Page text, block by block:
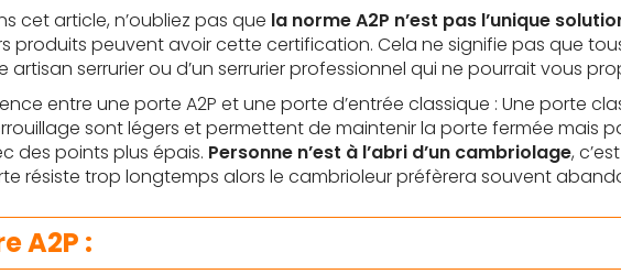
cet article, n’oubliez pas que la norme A2P n’est pas l’unique
produits peuvent avoir cette certification. Cela ne signifie pas que
serrurier ou d’un serrurier professionnel qui ne pourrait vous
entre une porte A2P et une porte d’entrée classique : Une porte
sont légers et permettent de maintenir la porte fermée mais
des points plus épais. Personne n’est à l’abri d’un cambriolage,
résiste trop longtemps alors le cambrioleur préfèrera souvent
A2P :